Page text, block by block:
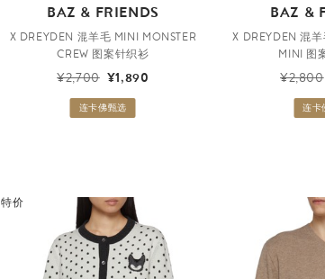
BAZ & FRIENDS
X DREYDEN 混羊毛 MINI MONSTER
CREW 图案针织衫
¥2,700 ¥1,890
连卡佛甄选
BAZ &
X DREYDEN 混
MINI 图
¥2,800
连卡
特价